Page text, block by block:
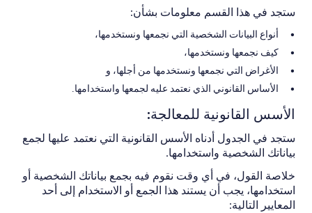
ستجد في هذا القسم معلومات بشأن:
أنواع البيانات الشخصية التي نجمعها ونستخدمها،
كيف نجمعها ونستخدمها،
الأغراض التي نجمعها ونستخدمها من أجلها، و
الأساس القانوني الذي نعتمد عليه لجمعها واستخدامها.
الأسس القانونية للمعالجة:
ستجد في الجدول أدناه الأسس القانونية التي نعتمد عليها لجمع
بياناتك الشخصية واستخدامها.
خلاصة القول، في أي وقت نقوم فيه بجمع بياناتك الشخصية أو
استخدامها، يجب أن يستند هذا الجمع أو الاستخدام إلى أحد
المعايير التالية: